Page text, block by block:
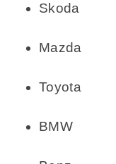
Skoda
Mazda
Toyota
BMW